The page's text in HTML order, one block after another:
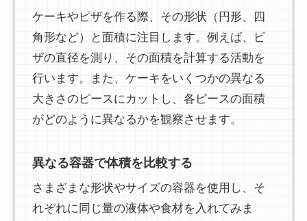
ケーキやピザを作る際、その形状（円形、四
角形など）と面積に注目します。例えば、ピ
ザの直径を測り、その面積を計算する活動を
行います。また、ケーキをいくつかの異なる
大きさのピースにカットし、各ピースの面積
がどのように異なるかを観察させます。
異なる容器で体積を比較する
さまざまな形状やサイズの容器を使用し、そ
れぞれに同じ量の液体や食材を入れてみま